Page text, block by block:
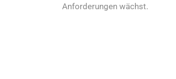
Anforderungen wächst.